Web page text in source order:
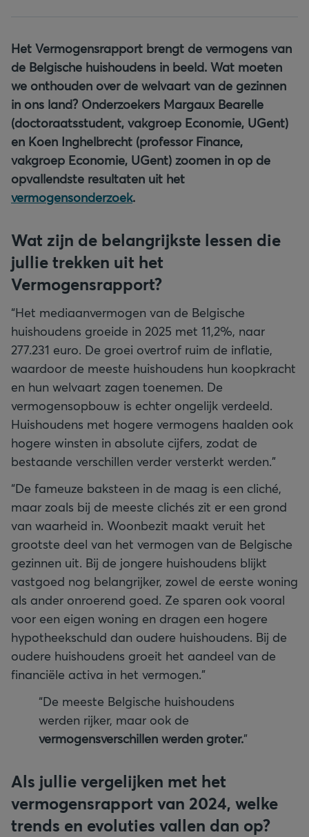
Het Vermogensrapport brengt de vermogens van
de Belgische huishoudens in beeld. Wat moeten
we onthouden over de welvaart van de gezinnen
in ons land? Onderzoekers Margaux Bearelle
(doctoraatsstudent, vakgroep Economie, UGent)
en Koen Inghelbrecht (professor Finance,
vakgroep Economie, UGent) zoomen in op de
opvallendste resultaten uit het
vermogensonderzoek.
Wat zijn de belangrijkste lessen die
jullie trekken uit het
Vermogensrapport?
“Het mediaanvermogen van de Belgische
huishoudens groeide in 2025 met 11,2%, naar
277.231 euro. De groei overtrof ruim de inflatie,
waardoor de meeste huishoudens hun koopkracht
en hun welvaart zagen toenemen. De
vermogensopbouw is echter ongelijk verdeeld.
Huishoudens met hogere vermogens haalden ook
hogere winsten in absolute cijfers, zodat de
bestaande verschillen verder versterkt werden.”
“De fameuze baksteen in de maag is een cliché,
maar zoals bij de meeste clichés zit er een grond
van waarheid in. Woonbezit maakt veruit het
grootste deel van het vermogen van de Belgische
gezinnen uit. Bij de jongere huishoudens blijkt
vastgoed nog belangrijker, zowel de eerste woning
als ander onroerend goed. Ze sparen ook vooral
voor een eigen woning en dragen een hogere
hypotheekschuld dan oudere huishoudens. Bij de
oudere huishoudens groeit het aandeel van de
financiële activa in het vermogen.”
“De meeste Belgische huishoudens
werden rijker, maar ook de
vermogensverschillen werden groter.”
Als jullie vergelijken met het
vermogensrapport van 2024, welke
trends en evoluties vallen dan op?